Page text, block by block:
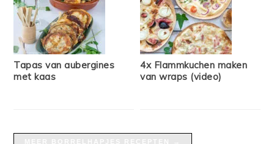
Tapas van aubergines
met kaas
4x Flammkuchen maken
van wraps (video)